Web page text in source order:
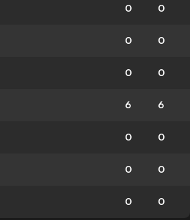
0 0
0 0
0 0
6 6
0 0
0 0
0 0